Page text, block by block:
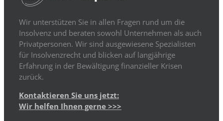
Wir unterstützen Sie in allen Fragen rund um die
Insolvenz und beraten sowohl Unternehmen als auch
Privatpersonen. Wir sind ausgewiesene Spezialisten
für Insolvenzrecht und blicken auf langjährige
Erfahrung in der Bewältigung finanzieller Krisen
zurück.
Kontaktieren Sie uns jetzt:
Wir helfen Ihnen gerne >>>